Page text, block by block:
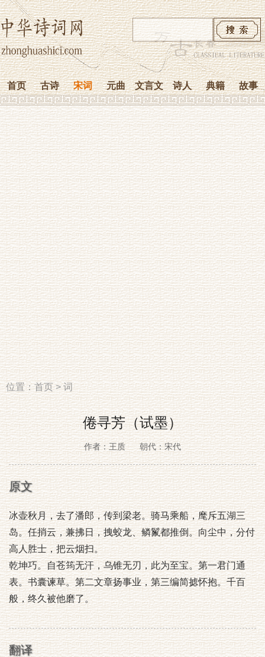
首页 古诗 宋词 元曲 文言文 诗人 典籍 故事
位置：首页>词
倦寻芳（试墨）
作者：王质 朝代：宋代
原文
冰壶秋月，去了潘郎，传到梁老。骑马乘船，麾斥五湖三
岛。任捎云，兼拂日，拽蛟龙、鳞鬣都推倒。向尘中，分付
高人胜士，把云烟扫。
乾坤巧。自苍筠无汗，乌锥无刃，此为至宝。第一君门通
表。书囊谏草。第二文章扬事业，第三编简摅怀抱。千百
般，终久被他磨了。
翻译